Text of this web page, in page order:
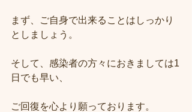
まず、ご自身で出来ることはしっかり
としましょう。
そして、感染者の方々におきましては1
日でも早い、
ご回復を心より願っております。